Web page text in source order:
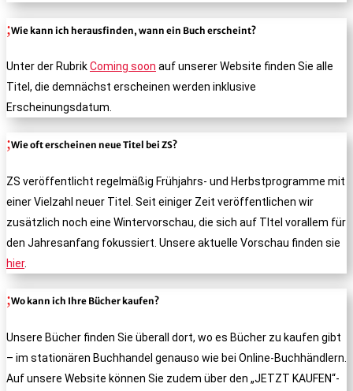
Wie kann ich herausfinden, wann ein Buch erscheint?
Unter der RubrikComing soon auf unserer Website finden Sie alle
Titel, die demnächst erscheinen werden inklusive
Erscheinungsdatum.
Wie oft erscheinen neue Titel bei ZS?
ZS veröffentlicht regelmäßig Frühjahrs- und Herbstprogramme mit
einer Vielzahl neuer Titel. Seit einiger Zeit veröffentlichen wir
zusätzlich noch eine Wintervorschau, die sich auf TItel vorallem für
den Jahresanfang fokussiert. Unsere aktuelle Vorschau finden sie
hier.
Wo kann ich Ihre Bücher kaufen?
Unsere Bücher finden Sie überall dort, wo es Bücher zu kaufen gibt
– im stationären Buchhandel genauso wie bei Online-Buchhändlern.
Auf unsere Website können Sie zudem über den „JETZT KAUFEN“-